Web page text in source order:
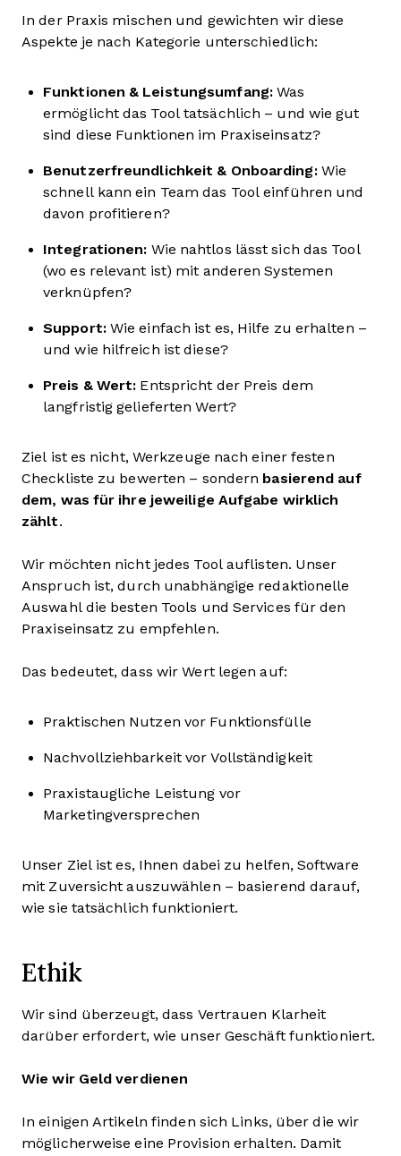
In der Praxis mischen und gewichten wir diese
Aspekte je nach Kategorie unterschiedlich:
Funktionen & Leistungsumfang:Was
ermöglicht das Tool tatsächlich – und wie gut
sind diese Funktionen im Praxiseinsatz?
Benutzerfreundlichkeit & Onboarding:Wie
schnell kann ein Team das Tool einführen und
davon profitieren?
Integrationen: Wie nahtlos lässt sich das Tool
(wo es relevant ist) mit anderen Systemen
verknüpfen?
Support:Wie einfach ist es, Hilfe zu erhalten –
und wie hilfreich ist diese?
Preis & Wert: Entspricht der Preis dem
langfristig gelieferten Wert?
Ziel ist es nicht, Werkzeuge nach einer festen
Checkliste zu bewerten – sondern basierend auf
dem, was für ihre jeweilige Aufgabe wirklich
zählt.
Wir möchten nicht jedes Tool auflisten. Unser
Anspruch ist, durch unabhängige redaktionelle
Auswahl die besten Tools und Services für den
Praxiseinsatz zu empfehlen.
Das bedeutet, dass wir Wert legen auf:
Praktischen Nutzen vor Funktionsfülle
Nachvollziehbarkeit vor Vollständigkeit
Praxistaugliche Leistung vor
Marketingversprechen
Unser Ziel ist es, Ihnen dabei zu helfen, Software
mit Zuversicht auszuwählen – basierend darauf,
wie sie tatsächlich funktioniert.
Ethik
Wir sind überzeugt, dass Vertrauen Klarheit
darüber erfordert, wie unser Geschäft funktioniert.
Wie wir Geld verdienen
In einigen Artikeln finden sich Links, über die wir
möglicherweise eine Provision erhalten. Damit